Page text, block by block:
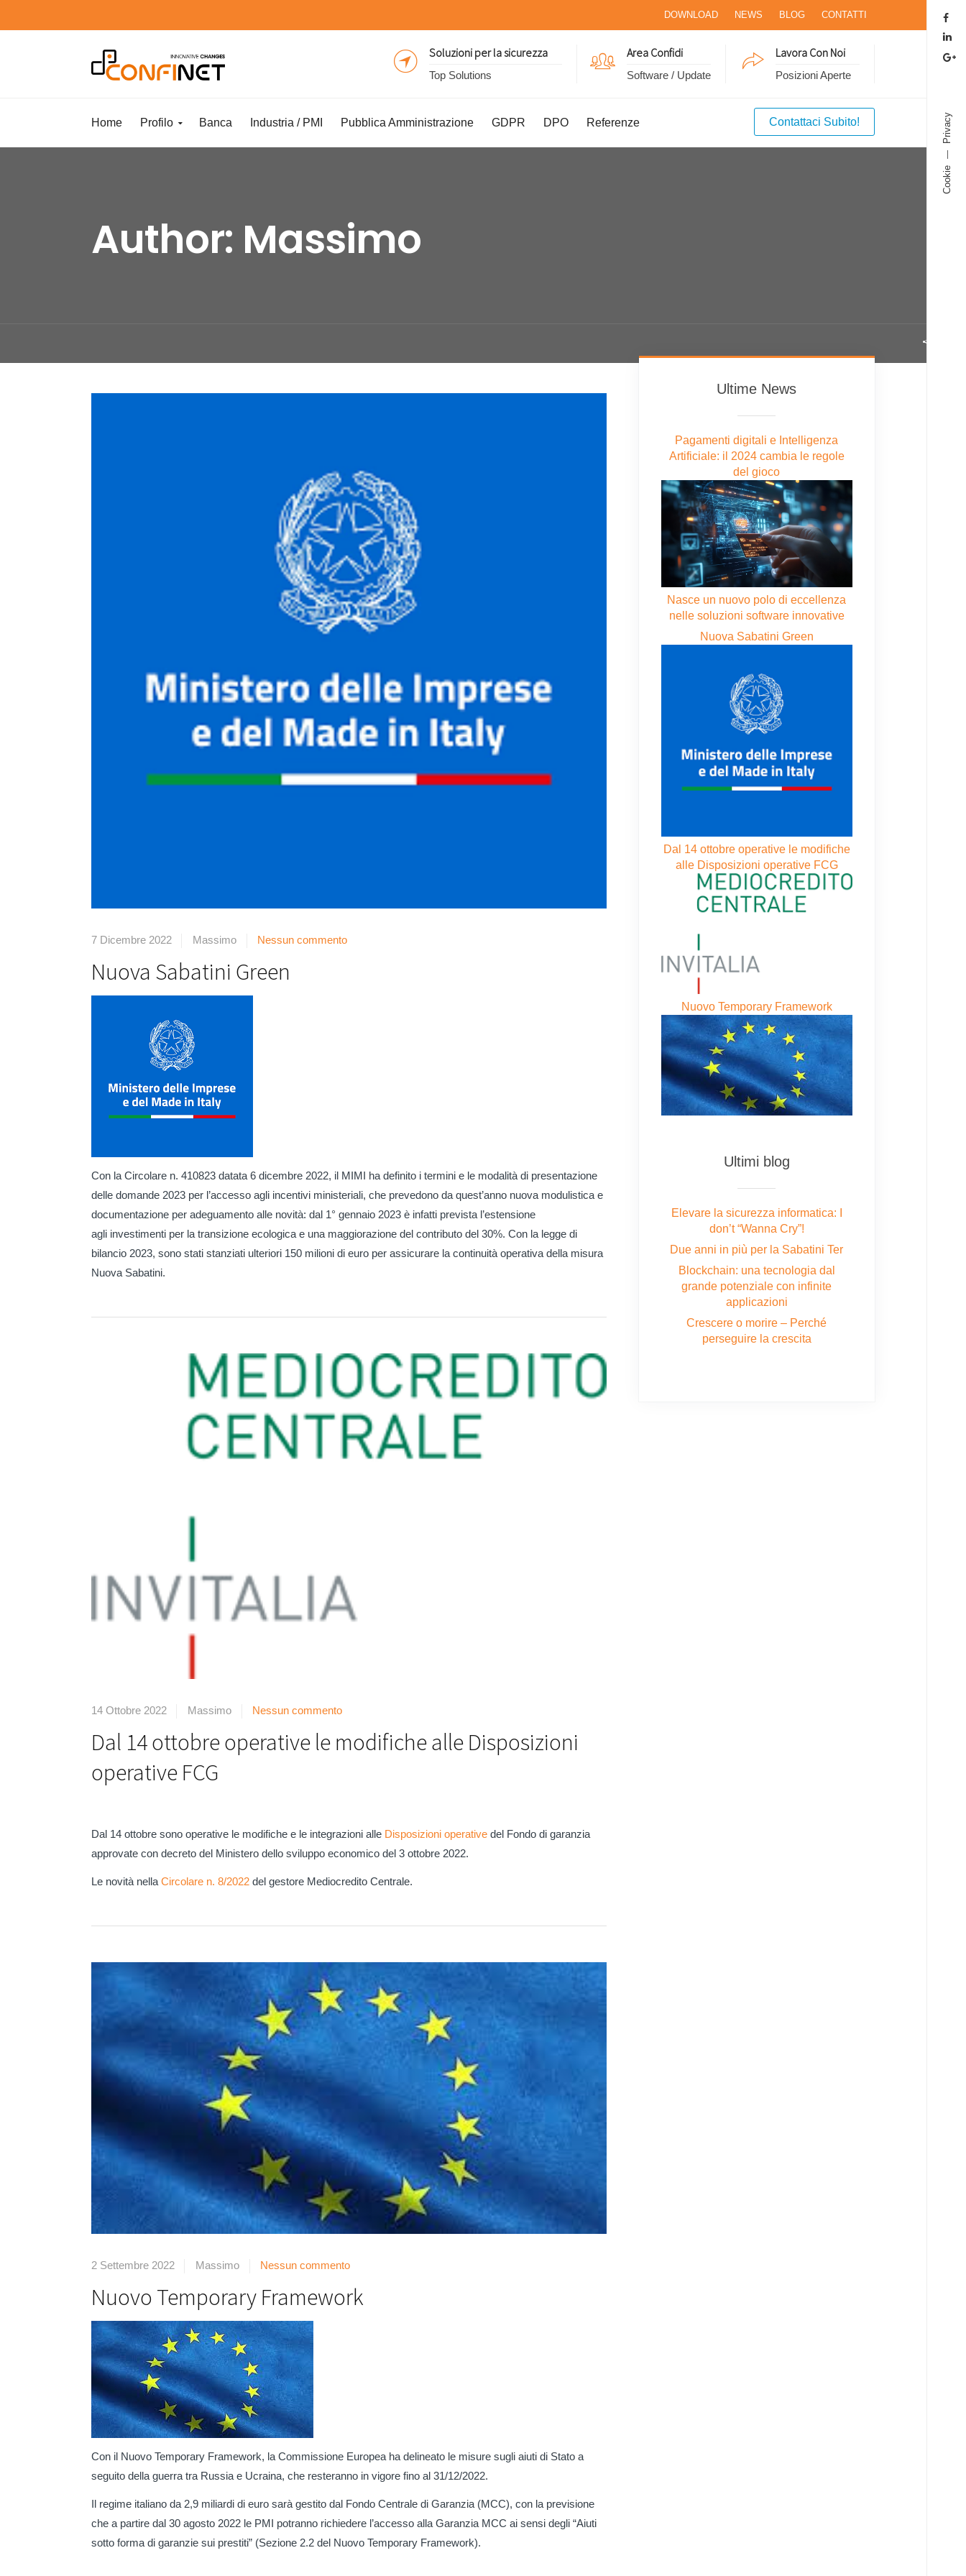
DOWNLOAD NEWS BLOG CONTATTI
Lavora Con Noi
Posizioni Aperte
Area Confidi
Software / Update
Soluzioni per la sicurezza
Top Solutions
Home Profilo Banca Industria / PMI Pubblica Amministrazione GDPR DPO Referenze Contattaci Subito!
Author: Massimo
7 Dicembre 2022 Massimo Nessun commento
Nuova Sabatini Green
Con la Circolare n. 410823 datata 6 dicembre 2022, il MIMI ha definito i termini e le modalità di presentazione
delle domande 2023 per l’accesso agli incentivi ministeriali, che prevedono da quest’anno nuova modulistica e
documentazione per adeguamento alle novità: dal 1° gennaio 2023 è infatti prevista l’estensione
agli investimenti per la transizione ecologica e una maggiorazione del contributo del 30%. Con la legge di
bilancio 2023, sono stati stanziati ulteriori 150 milioni di euro per assicurare la continuità operativa della misura
Nuova Sabatini.
14 Ottobre 2022 Massimo Nessun commento
Dal 14 ottobre operative le modifiche alle Disposizioni
operative FCG
Dal 14 ottobre sono operative le modifiche e le integrazioni alle Disposizioni operative del Fondo di garanzia
approvate con decreto del Ministero dello sviluppo economico del 3 ottobre 2022.
Le novità nella Circolare n. 8/2022 del gestore Mediocredito Centrale.
2 Settembre 2022 Massimo Nessun commento
Nuovo Temporary Framework
Con il Nuovo Temporary Framework, la Commissione Europea ha delineato le misure sugli aiuti di Stato a
seguito della guerra tra Russia e Ucraina, che resteranno in vigore fino al 31/12/2022.
Il regime italiano da 2,9 miliardi di euro sarà gestito dal Fondo Centrale di Garanzia (MCC), con la previsione
che a partire dal 30 agosto 2022 le PMI potranno richiedere l’accesso alla Garanzia MCC ai sensi degli “Aiuti
sotto forma di garanzie sui prestiti” (Sezione 2.2 del Nuovo Temporary Framework).
Ultime News
Pagamenti digitali e Intelligenza
Artificiale: il 2024 cambia le regole
del gioco
Nasce un nuovo polo di eccellenza
nelle soluzioni software innovative
Nuova Sabatini Green
Dal 14 ottobre operative le modifiche
alle Disposizioni operative FCG
Nuovo Temporary Framework
Ultimi blog
Elevare la sicurezza informatica: I
don’t “Wanna Cry”!
Due anni in più per la Sabatini Ter
Blockchain: una tecnologia dal
grande potenziale con infinite
applicazioni
Crescere o morire – Perché
perseguire la crescita
Privacy
Cookie